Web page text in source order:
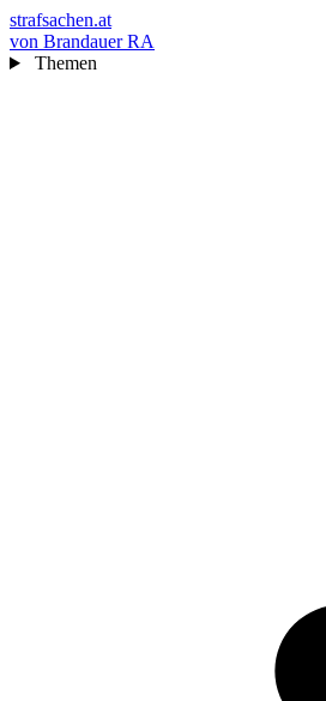
strafsachen.at
von Brandauer RA
Themen